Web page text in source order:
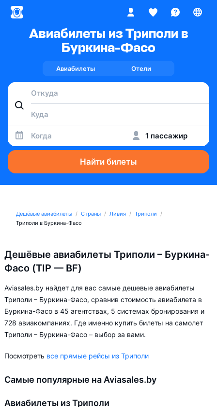
Авиабилеты из Триполи в
Буркина-Фасо
Авиабилеты Отели
Когда 1 пассажир
Найти билеты
Дешёвые авиабилеты Страны Ливия
Триполи
Триполи в Буркина-Фасо
Дешёвые авиабилеты Триполи – Буркина-
Фасо (TIP — BF)
Aviasales.by найдет для вас самые дешевые авиабилеты
Триполи – Буркина-Фасо, сравнив стоимость авиабилета в
Буркина-Фасо в 45 агентствах, 5 системах бронирования и
728 авиакомпаниях. Где именно купить билеты на самолет
Триполи – Буркина-Фасо – выбор за вами.
Посмотреть все прямые рейсы из Триполи
Самые популярные на Aviasales.by
Авиабилеты из Триполи